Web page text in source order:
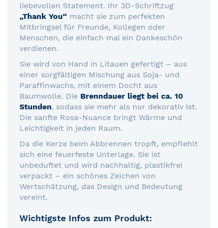
liebevollen Statement. Ihr 3D-Schriftzug
„Thank You“ macht sie zum perfekten
Mitbringsel für Freunde, Kollegen oder
Menschen, die einfach mal ein Dankeschön
verdienen.
Sie wird von Hand in Litauen gefertigt – aus
einer sorgfältigen Mischung aus Soja- und
Paraffinwachs, mit einem Docht aus
Baumwolle. Die Brenndauer liegt bei ca. 10
Stunden, sodass sie mehr als nur dekorativ ist.
Die sanfte Rosa-Nuance bringt Wärme und
Leichtigkeit in jeden Raum.
Da die Kerze beim Abbrennen tropft, empfiehlt
sich eine feuerfeste Unterlage. Sie ist
unbeduftet und wird nachhaltig, plastikfrei
verpackt – ein schönes Zeichen von
Wertschätzung, das Design und Bedeutung
vereint.
Wichtigste Infos zum Produkt: